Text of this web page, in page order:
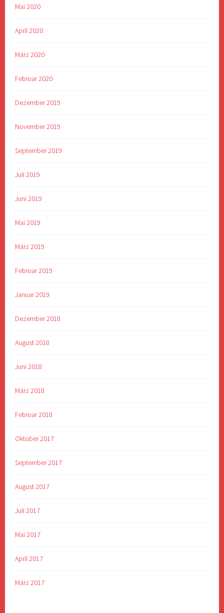
Mai 2020
April 2020
März 2020
Februar 2020
Dezember 2019
November 2019
September 2019
Juli 2019
Juni 2019
Mai 2019
März 2019
Februar 2019
Januar 2019
Dezember 2018
August 2018
Juni 2018
März 2018
Februar 2018
Oktober 2017
September 2017
August 2017
Juli 2017
Mai 2017
April 2017
März 2017